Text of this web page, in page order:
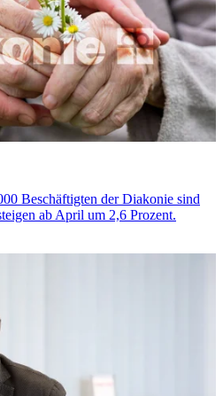
Beschäftigten der Diakonie sind
ab April um 2,6 Prozent.